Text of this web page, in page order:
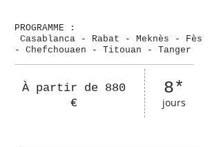
PROGRAMME :
Casablanca - Rabat - Meknès - Fès
- Chefchouaen - Titouan - Tanger
À partir de 880
€
8*
jours